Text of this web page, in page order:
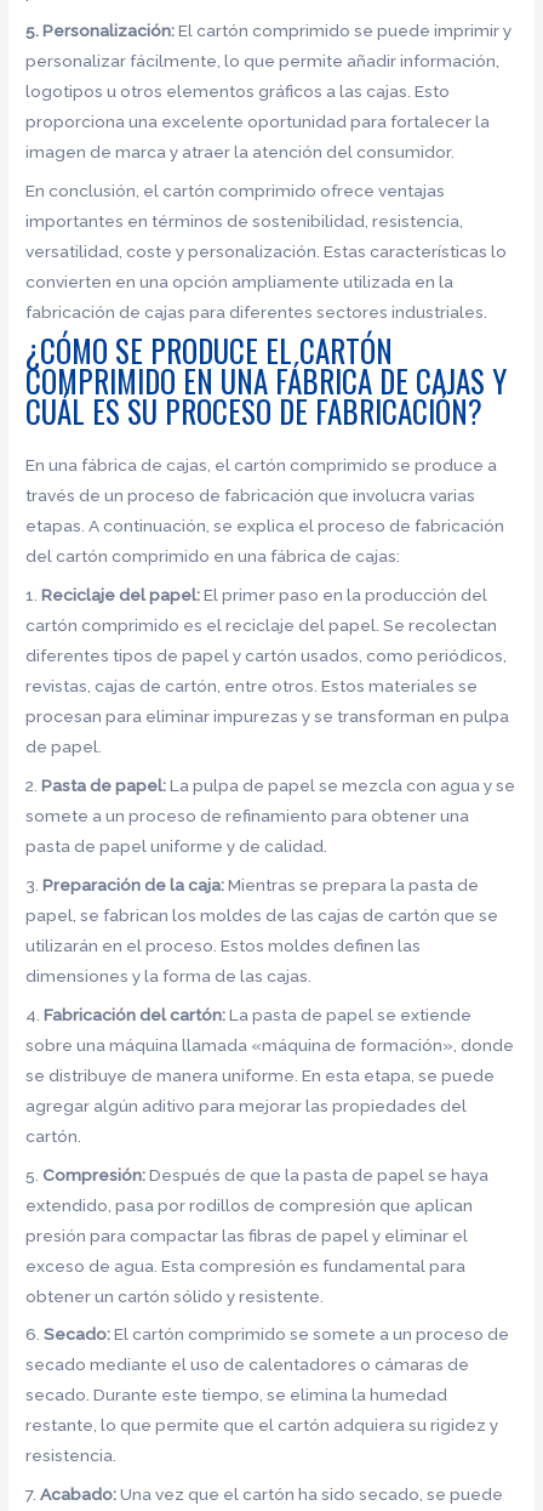
5. Personalización:El cartón comprimido se puede imprimir y
personalizar fácilmente, lo que permite añadir información,
logotipos u otros elementos gráficos a las cajas. Esto
proporciona una excelente oportunidad para fortalecer la
imagen de marca y atraer la atención del consumidor.
En conclusión, el cartón comprimido ofrece ventajas
importantes en términos de sostenibilidad, resistencia,
versatilidad, coste y personalización. Estas características lo
convierten en una opción ampliamente utilizada en la
fabricación de cajas para diferentes sectores industriales.
¿CÓMO SE PRODUCE EL CARTÓN
COMPRIMIDO EN UNA FÁBRICA DE CAJAS Y
CUÁL ES SU PROCESO DE FABRICACIÓN?
En una fábrica de cajas, el cartón comprimido se produce a
través de un proceso de fabricación que involucra varias
etapas. A continuación, se explica el proceso de fabricación
del cartón comprimido en una fábrica de cajas:
1.Reciclaje del papel:El primer paso en la producción del
cartón comprimido es el reciclaje del papel. Se recolectan
diferentes tipos de papel y cartón usados, como periódicos,
revistas, cajas de cartón, entre otros. Estos materiales se
procesan para eliminar impurezas y se transforman en pulpa
de papel.
2.Pasta de papel:La pulpa de papel se mezcla con agua y se
somete a un proceso de refinamiento para obtener una
pasta de papel uniforme y de calidad.
3.Preparación de la caja:Mientras se prepara la pasta de
papel, se fabrican los moldes de las cajas de cartón que se
utilizarán en el proceso. Estos moldes definen las
dimensiones y la forma de las cajas.
4.Fabricación del cartón:La pasta de papel se extiende
sobre una máquina llamada «máquina de formación», donde
se distribuye de manera uniforme. En esta etapa, se puede
agregar algún aditivo para mejorar las propiedades del
cartón.
5.Compresión:Después de que la pasta de papel se haya
extendido, pasa por rodillos de compresión que aplican
presión para compactar las fibras de papel y eliminar el
exceso de agua. Esta compresión es fundamental para
obtener un cartón sólido y resistente.
6.Secado:El cartón comprimido se somete a un proceso de
secado mediante el uso de calentadores o cámaras de
secado. Durante este tiempo, se elimina la humedad
restante, lo que permite que el cartón adquiera su rigidez y
resistencia.
7.Acabado:Una vez que el cartón ha sido secado, se puede